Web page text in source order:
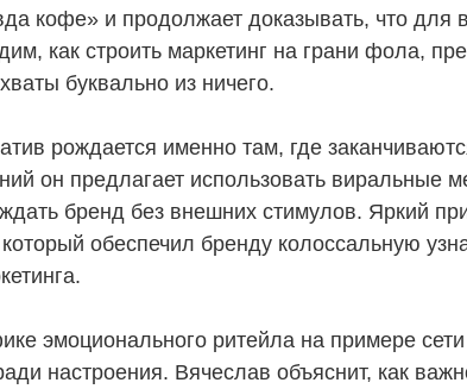
кофе» и продолжает доказывать, что для
как строить маркетинг на грани фола,
буквально из ничего.
рождается именно там, где
он предлагает использовать виральные
бренд без внешних стимулов. Яркий
обеспечил бренду колоссальную
эмоционального ритейла на примере
настроения. Вячеслав объяснит, как